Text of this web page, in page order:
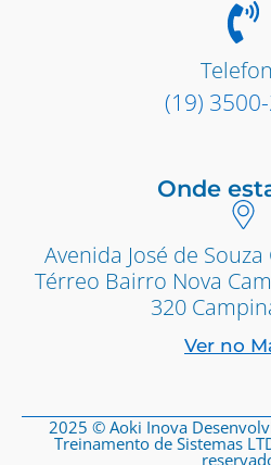
(19)
Onde
Avenida José de
Térreo Bairro Nova
320
Ver no
2025 © Aoki Inova
Treinamento de Sistemas